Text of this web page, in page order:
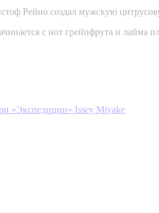
Рейно создал мужскую
с нот грейпфрута и
«Экспедиции» Issey Miyake